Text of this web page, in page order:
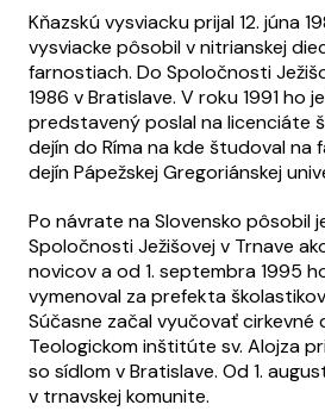
Kňazskú vysviacku prijal 12. júna
vysviacke pôsobil v nitrianskej
farnostiach. Do Spoločnosti
1986 v Bratislave. V roku 1991 ho
predstavený poslal na licenciáte
dejín do Ríma na kde študoval na
dejín Pápežskej Gregoriánskej
Po návrate na Slovensko pôsobil
Spoločnosti Ježišovej v Trnave
novicov a od 1. septembra 1995
vymenoval za prefekta
Súčasne začal vyučovať cirkevné
Teologickom inštitúte sv. Alojza
so sídlom v Bratislave. Od 1.
v trnavskej komunite.